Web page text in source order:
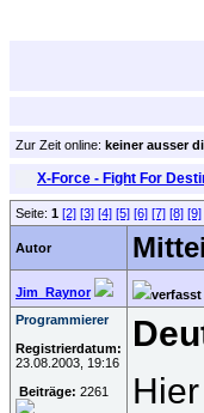
Zur Zeit online: keiner ausser
X-Force - Fight For
Seite: 1 [2] [3] [4] [5] [6] [7] [8] [9]
Autor
Jim_Raynor verfasst
Programmierer
Registrierdatum:
23.08.2003, 19:16
Beiträge: 2261